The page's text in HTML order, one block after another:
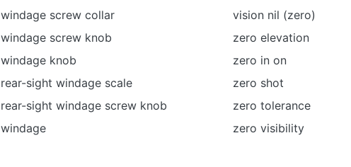
windage screw collar
windage screw knob
windage knob
rear-sight windage scale
rear-sight windage screw knob
windage
vision nil (zero)
zero elevation
zero in on
zero shot
zero tolerance
zero visibility